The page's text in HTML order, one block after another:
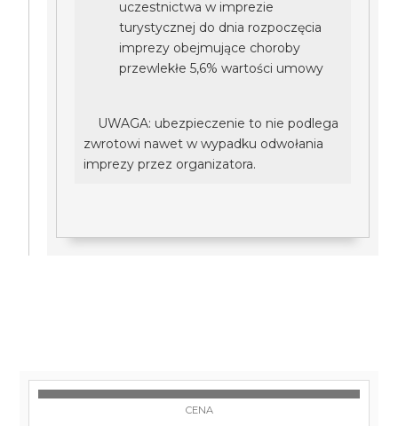
uczestnictwa w imprezie
turystycznej do dnia rozpoczęcia
imprezy obejmujące choroby
przewlekłe 5,6% wartości umowy
UWAGA: ubezpieczenie to nie podlega
zwrotowi nawet w wypadku odwołania
imprezy przez organizatora.
CENA